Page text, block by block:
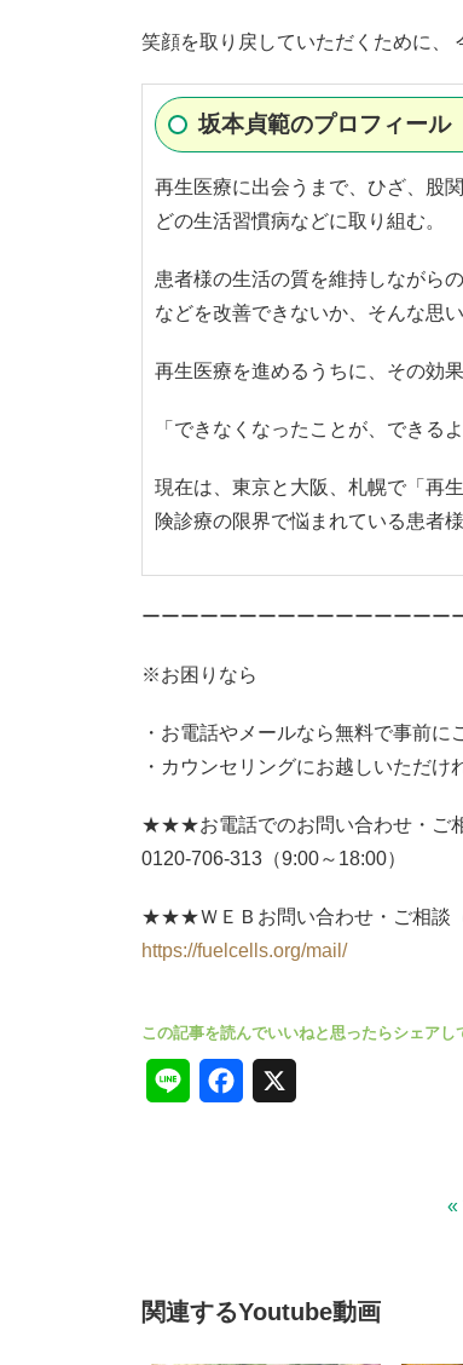
笑顔を取り戻していただくために、
坂本貞範のプロフィール
再生医療に出会うまで、ひざ、股
どの生活習慣病などに取り組む。
患者様の生活の質を維持しながら
などを改善できないか、そんな思
再生医療を進めるうちに、その効
「できなくなったことが、できる
現在は、東京と大阪、札幌で「再
険診療の限界で悩まれている患者
ーーーーーーーーーーーーーーーー
※お困りなら
お電話やメールなら無料で事前に
カウンセリングにお越しいただけ
★★★お電話でのお問い合わせ・ご相
0120-706-313（9:00～18:00）
★★★ＷＥＢお問い合わせ・ご相談（
https://fuelcells.org/mail/
«
関連するYoutube動画